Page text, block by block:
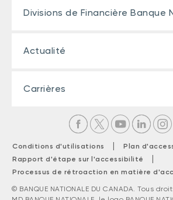
Divisions de Financière Banque
Actualité
Carrières
Conditions d'utilisations |
Plan
Rapport d'étape sur l'accessibilité
|
Processus de rétroaction en matière
© BANQUE NATIONALE DU CANADA. Tous